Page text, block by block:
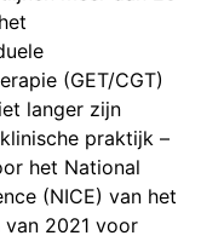
kantoor van Mark
en ouderenzorg.
regering
mensen met
de aankondiging